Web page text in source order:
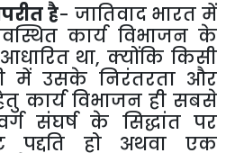
है- जातिवाद भारत में
कार्य विभाजन के
आधारित था,क्योंकि किसी
में उसके निरंतरता और
कार्य विभाजन ही सबसे
संघर्ष के सिद्धांत पर
पद्दति हो अथवा
एक